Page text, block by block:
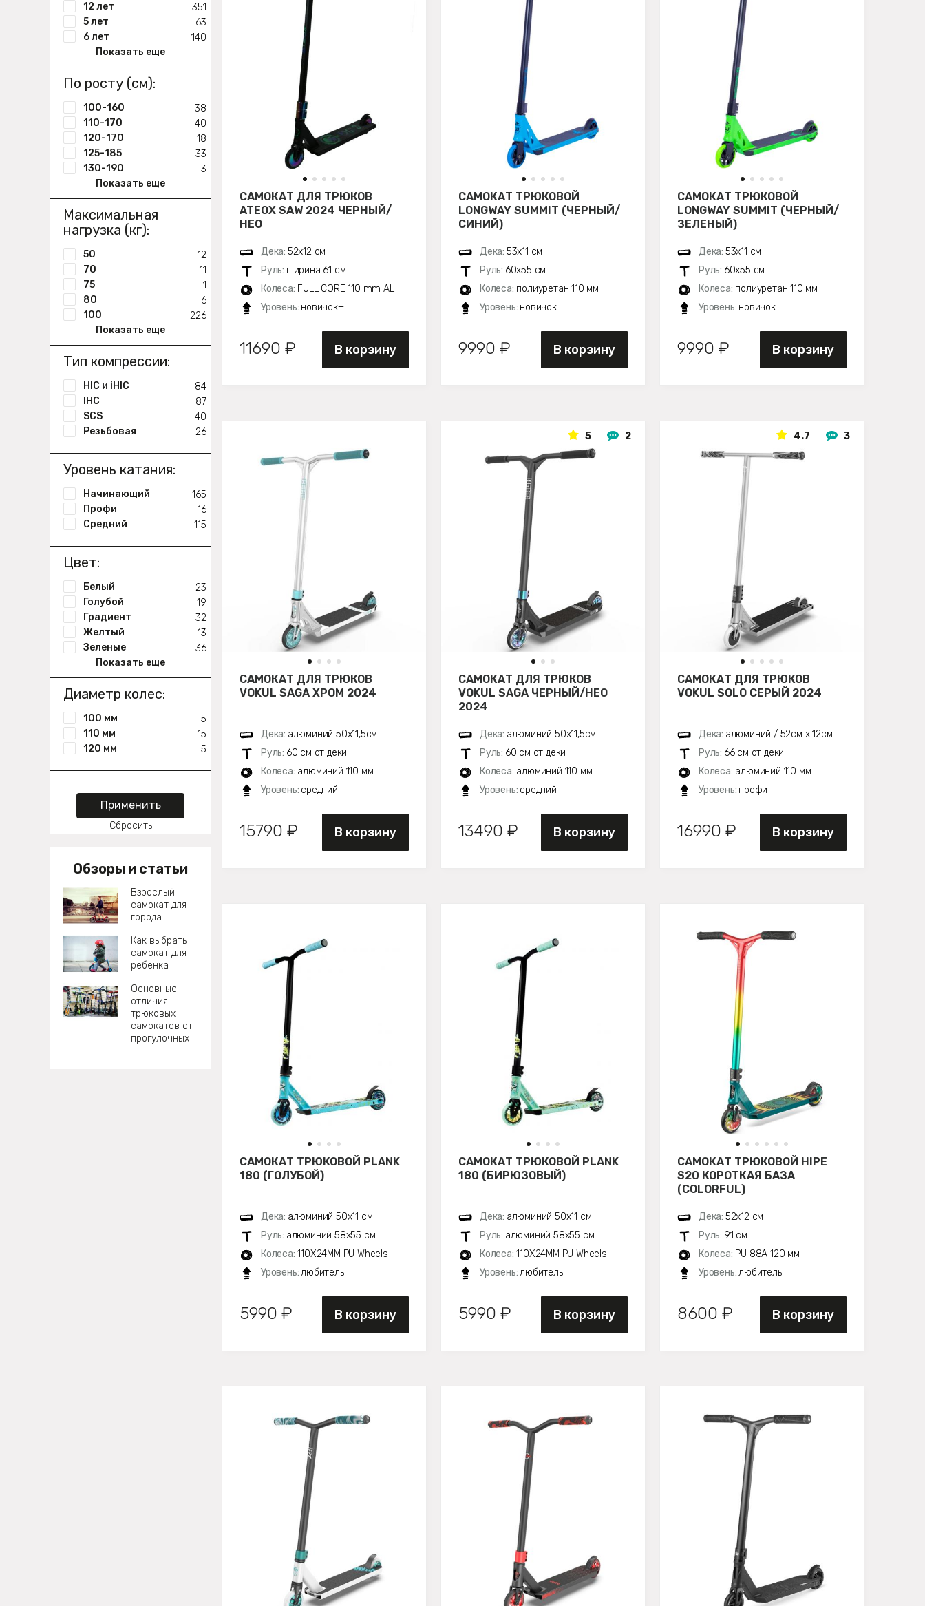
12 лет
351
5 лет
63
6 лет
140
Показать еще
По росту (см):
100-160
38
110-170
40
120-170
18
125-185
33
130-190
3
Показать еще
Максимальная
нагрузка (кг):
50
12
70
11
75
1
80
6
100
226
Показать еще
Тип компрессии:
HIC и iHIC
84
IHC
87
SCS
40
Резьбовая
26
Уровень катания:
Начинающий
165
Профи
16
Средний
115
Цвет:
Белый
23
Голубой
19
Градиент
32
Желтый
13
Зеленые
36
Показать еще
Диаметр колес:
100 мм
5
110 мм
15
120 мм
5
Применить
Сбросить
Обзоры и статьи
Взрослый
самокат для
города
Как выбрать
самокат для
ребенка
Основные
отличия
трюковых
самокатов от
прогулочных
САМОКАТ ДЛЯ ТРЮКОВ
ATEOX SAW 2024 ЧЕРНЫЙ/
НЕО
Дека: 52х12 см
Руль: ширина 61 см
Колеса: FULL CORE 110 mm AL
Уровень: новичок+
11690 ₽ В корзину
САМОКАТ ТРЮКОВОЙ
LONGWAY SUMMIT (ЧЕРНЫЙ/
СИНИЙ)
Дека: 53х11 см
Руль: 60х55 см
Колеса: полиуретан 110 мм
Уровень: новичок
9990 ₽ В корзину
САМОКАТ ТРЮКОВОЙ
LONGWAY SUMMIT (ЧЕРНЫЙ/
ЗЕЛЕНЫЙ)
Дека: 53х11 см
Руль: 60х55 см
Колеса: полиуретан 110 мм
Уровень: новичок
9990 ₽ В корзину
САМОКАТ ДЛЯ ТРЮКОВ
VOKUL SAGA ХРОМ 2024
Дека: алюминий 50х11,5см
Руль: 60 см от деки
Колеса: алюминий 110 мм
Уровень: средний
15790 ₽ В корзину
5 2
САМОКАТ ДЛЯ ТРЮКОВ
VOKUL SAGA ЧЕРНЫЙ/НЕО
2024
Дека: алюминий 50х11,5см
Руль: 60 см от деки
Колеса: алюминий 110 мм
Уровень: средний
13490 ₽ В корзину
4.7 3
САМОКАТ ДЛЯ ТРЮКОВ
VOKUL SOLO СЕРЫЙ 2024
Дека: алюминий / 52см х 12см
Руль: 66 см от деки
Колеса: алюминий 110 мм
Уровень: профи
16990 ₽ В корзину
САМОКАТ ТРЮКОВОЙ PLANK
180 (ГОЛУБОЙ)
Дека: алюминий 50х11 см
Руль: алюминий 58х55 см
Колеса: 110X24MM PU Wheels
Уровень:любитель
5990 ₽ В корзину
САМОКАТ ТРЮКОВОЙ PLANK
180 (БИРЮЗОВЫЙ)
Дека: алюминий 50х11 см
Руль: алюминий 58х55 см
Колеса: 110X24MM PU Wheels
Уровень:любитель
5990 ₽ В корзину
САМОКАТ ТРЮКОВОЙ HIPE
S20 КОРОТКАЯ БАЗА
(COLORFUL)
Дека: 52х12 см
Руль: 91 см
Колеса: PU 88A 120 мм
Уровень:любитель
8600 ₽ В корзину